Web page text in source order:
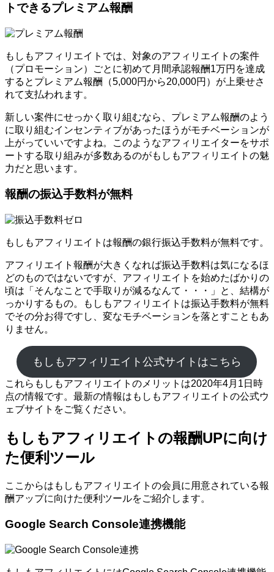
トできるプレミアム報酬
もしもアフィリエイトでは、対象のアフィリエイトの案件
（プロモーション）ごとに初めて月間承認報酬1万円を達成
するとプレミアム報酬（5,000円から20,000円）が上乗せさ
れて支払われます。
新しい案件にせっかく取り組むなら、プレミアム報酬のよう
に取り組むインセンティブがあったほうがモチベーションが
上がっていいですよね。このようなアフィリエイターをサポ
ートする取り組みが多数あるのがもしもアフィリエイトの魅
力だと思います。
報酬の振込手数料が無料
もしもアフィリエイトは報酬の銀行振込手数料が無料です。
アフィリエイト報酬が大きくなれば振込手数料は気になるほ
どのものではないですが、アフィリエイトを始めたばかりの
頃は「そんなことで手取りが減るなんて・・・」と、結構が
っかりするもの。もしもアフィリエイトは振込手数料が無料
でその分お得ですし、変なモチベーションを落とすこともあ
りません。
もしもアフィリエイト公式サイトはこちら
これらもしもアフィリエイトのメリットは2020年4月1日時
点の情報です。最新の情報はもしもアフィリエイトの公式ウ
ェブサイトをご覧ください。
もしもアフィリエイトの報酬UPに向け
た便利ツール
ここからはもしもアフィリエイトの会員に用意されている報
酬アップに向けた便利ツールをご紹介します。
Google Search Console連携機能